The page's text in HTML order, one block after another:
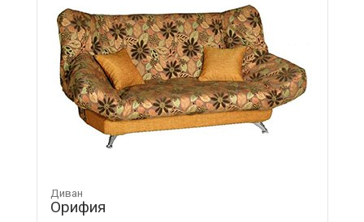
Диван
Орифия